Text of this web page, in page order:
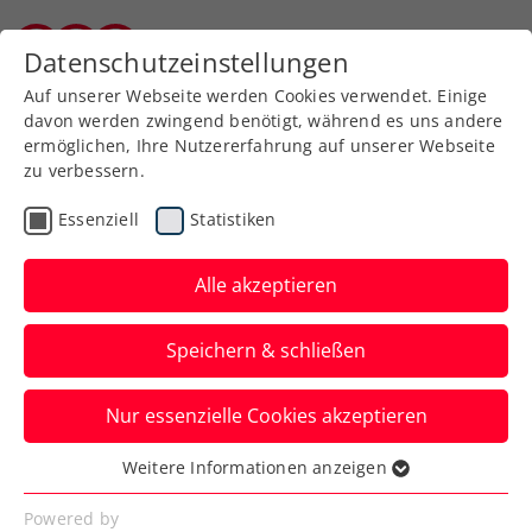
Zurück zur Newsübersicht
Verbands-Info
Energiekostenzuschuss:
Registrierung bis Mitte
November erforderlich
Für alle Tennisvereine und
Hallenbetreiber gibt es wichtige, neue
Informationen zum Thema Energiekosten.
Verfasst von: Manuel Wachta, 13.10.2022
Datenschutzeinstellungen
Auf unserer Webseite werden Cookies verwendet. Einige
davon werden zwingend benötigt, während es uns andere
ermöglichen, Ihre Nutzererfahrung auf unserer Webseite
zu verbessern.
Essenziell Statistiken
Alle akzeptieren
Speichern & schließen
Nur essenzielle Cookies akzeptieren
Essenziell
Essenzielle Cookies werden für grundlegende
Weitere Informationen anzeigen
Powered by